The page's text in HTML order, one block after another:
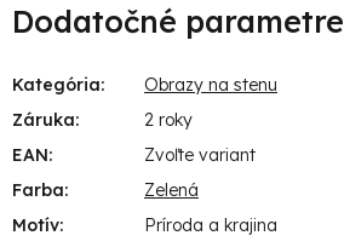
Dodatočné parametre
Kategória:
Obrazy na stenu
Záruka:
2 roky
EAN:
Zvoľte variant
Farba:
Zelená
Motív: Príroda a krajina